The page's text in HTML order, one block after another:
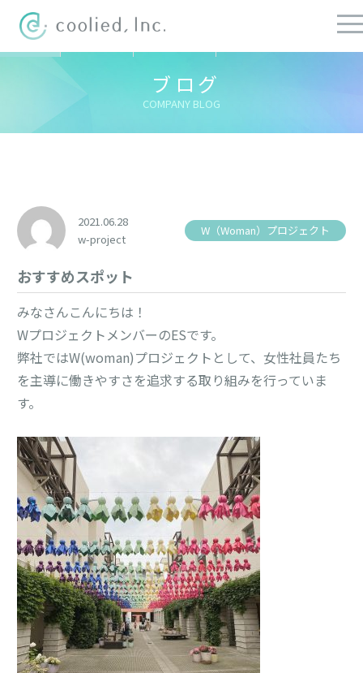
ブログ
COMPANY BLOG
ての記事
2021.06.28
w-project
W（Woman）プロジェクト
おすすめスポット
みなさんこんにちは！
WプロジェクトメンバーのESです。
弊社ではW(woman)プロジェクトとして、女性社員たち
を主導に働きやすさを追求する取り組みを行っていま
す。